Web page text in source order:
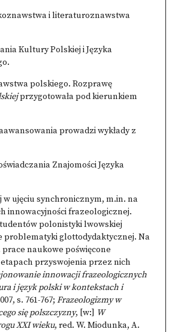
i literaturoznawstwa
Kultury Polskiej i Języka
polskiego. Rozprawę
przygotowała pod kierunkiem
prowadzi wykłady z
Znajomości Języka
w ujęciu synchronicznym, m.in. na
innowacyjności frazeologicznej.
polonistyki lwowskiej
problematyki glottodydaktycznej. Na
naukowe poświęcone
przyswojenia przez nich
innowacji frazeologicznych
i język polski w kontekstach i
s. 761-767; Frazeologizmy w
się polszczyzny, [w:] W
XXI wieku, red. W. Miodunka, A.